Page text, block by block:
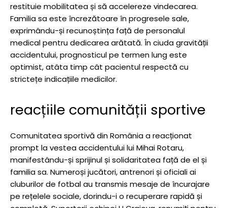
restituie mobilitatea și să accelereze vindecarea.
Familia sa este încrezătoare în progresele sale,
exprimându-și recunoștința față de personalul
medical pentru dedicarea arătată. În ciuda gravității
accidentului, prognosticul pe termen lung este
optimist, atâta timp cât pacientul respectă cu
strictețe indicațiile medicilor.
reacțiile comunității sportive
Comunitatea sportivă din România a reacționat
prompt la vestea accidentului lui Mihai Rotaru,
manifestându-și sprijinul și solidaritatea față de el și
familia sa. Numeroși jucători, antrenori și oficiali ai
cluburilor de fotbal au transmis mesaje de încurajare
pe rețelele sociale, dorindu-i o recuperare rapidă și